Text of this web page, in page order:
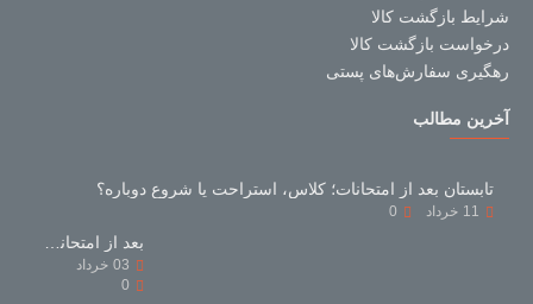
شرایط بازگشت کالا
درخواست بازگشت کالا
رهگیری سفارش‌های پستی
آخرین مطالب
تابستان بعد از امتحانات؛ کلاس، استراحت یا شروع دوباره؟
11 خرداد 0
03 خرداد
0